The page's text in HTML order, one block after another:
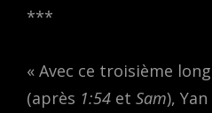
***
« Avec ce troisième
(après 1:54 et Sam),